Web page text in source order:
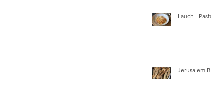
Lauch -
Jerusalem